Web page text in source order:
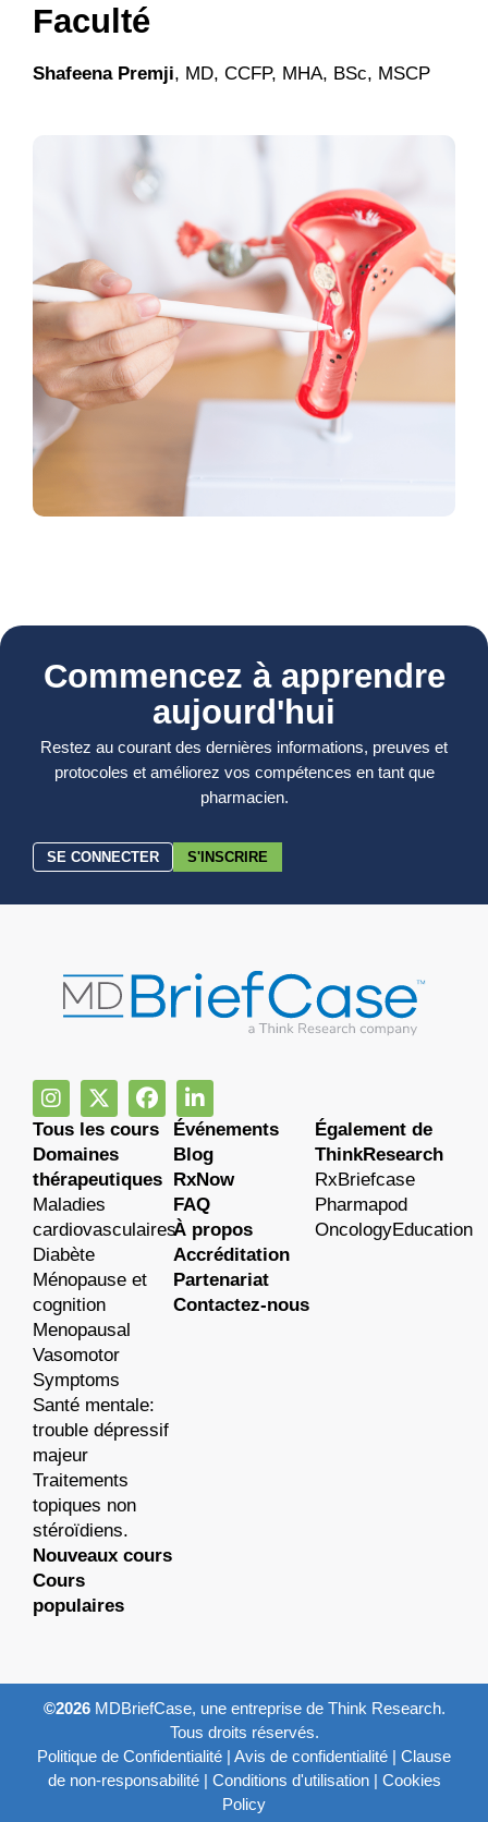
Faculté
Shafeena Premji, MD, CCFP, MHA, BSc, MSCP
Commencez à apprendre
aujourd'hui
Restez au courant des dernières informations, preuves et
protocoles et améliorez vos compétences en tant que
pharmacien.
SE CONNECTER S'INSCRIRE
Tous les cours
Domaines
thérapeutiques
Maladies
cardiovasculaires
Diabète
Ménopause et
cognition
Menopausal
Vasomotor
Symptoms
Santé mentale:
trouble dépressif
majeur
Traitements
topiques non
stéroïdiens.
Nouveaux cours
Cours
populaires
Événements
Blog
RxNow
FAQ
À propos
Accréditation
Partenariat
Contactez-nous
Également de
ThinkResearch
RxBriefcase
Pharmapod
OncologyEducation
©2026MDBriefCase, une entreprise de Think Research.
Tous droits réservés.
Politique de Confidentialité
Avis de confidentialité
Clause
de non-responsabilité| Conditions d'utilisation| Cookies
Policy